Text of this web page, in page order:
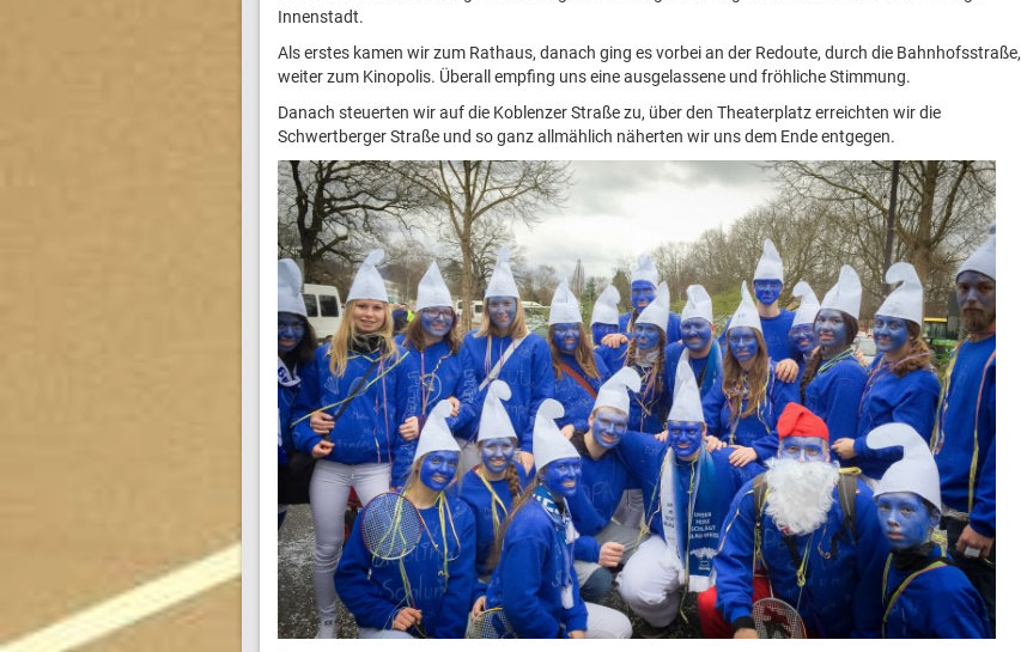
Innenstadt.
Als erstes kamen wir zum Rathaus, danach ging es vorbei an der Redoute, durch die Bahnhofsstraße,
weiter zum Kinopolis. Überall empfing uns eine ausgelassene und fröhliche Stimmung.
Danach steuerten wir auf die Koblenzer Straße zu, über den Theaterplatz erreichten wir die
Schwertberger Straße und so ganz allmählich näherten wir uns dem Ende entgegen.